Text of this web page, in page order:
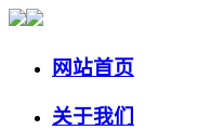
网站首页
关于我们